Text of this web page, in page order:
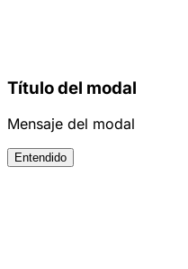
Título del modal
Mensaje del modal
Entendido